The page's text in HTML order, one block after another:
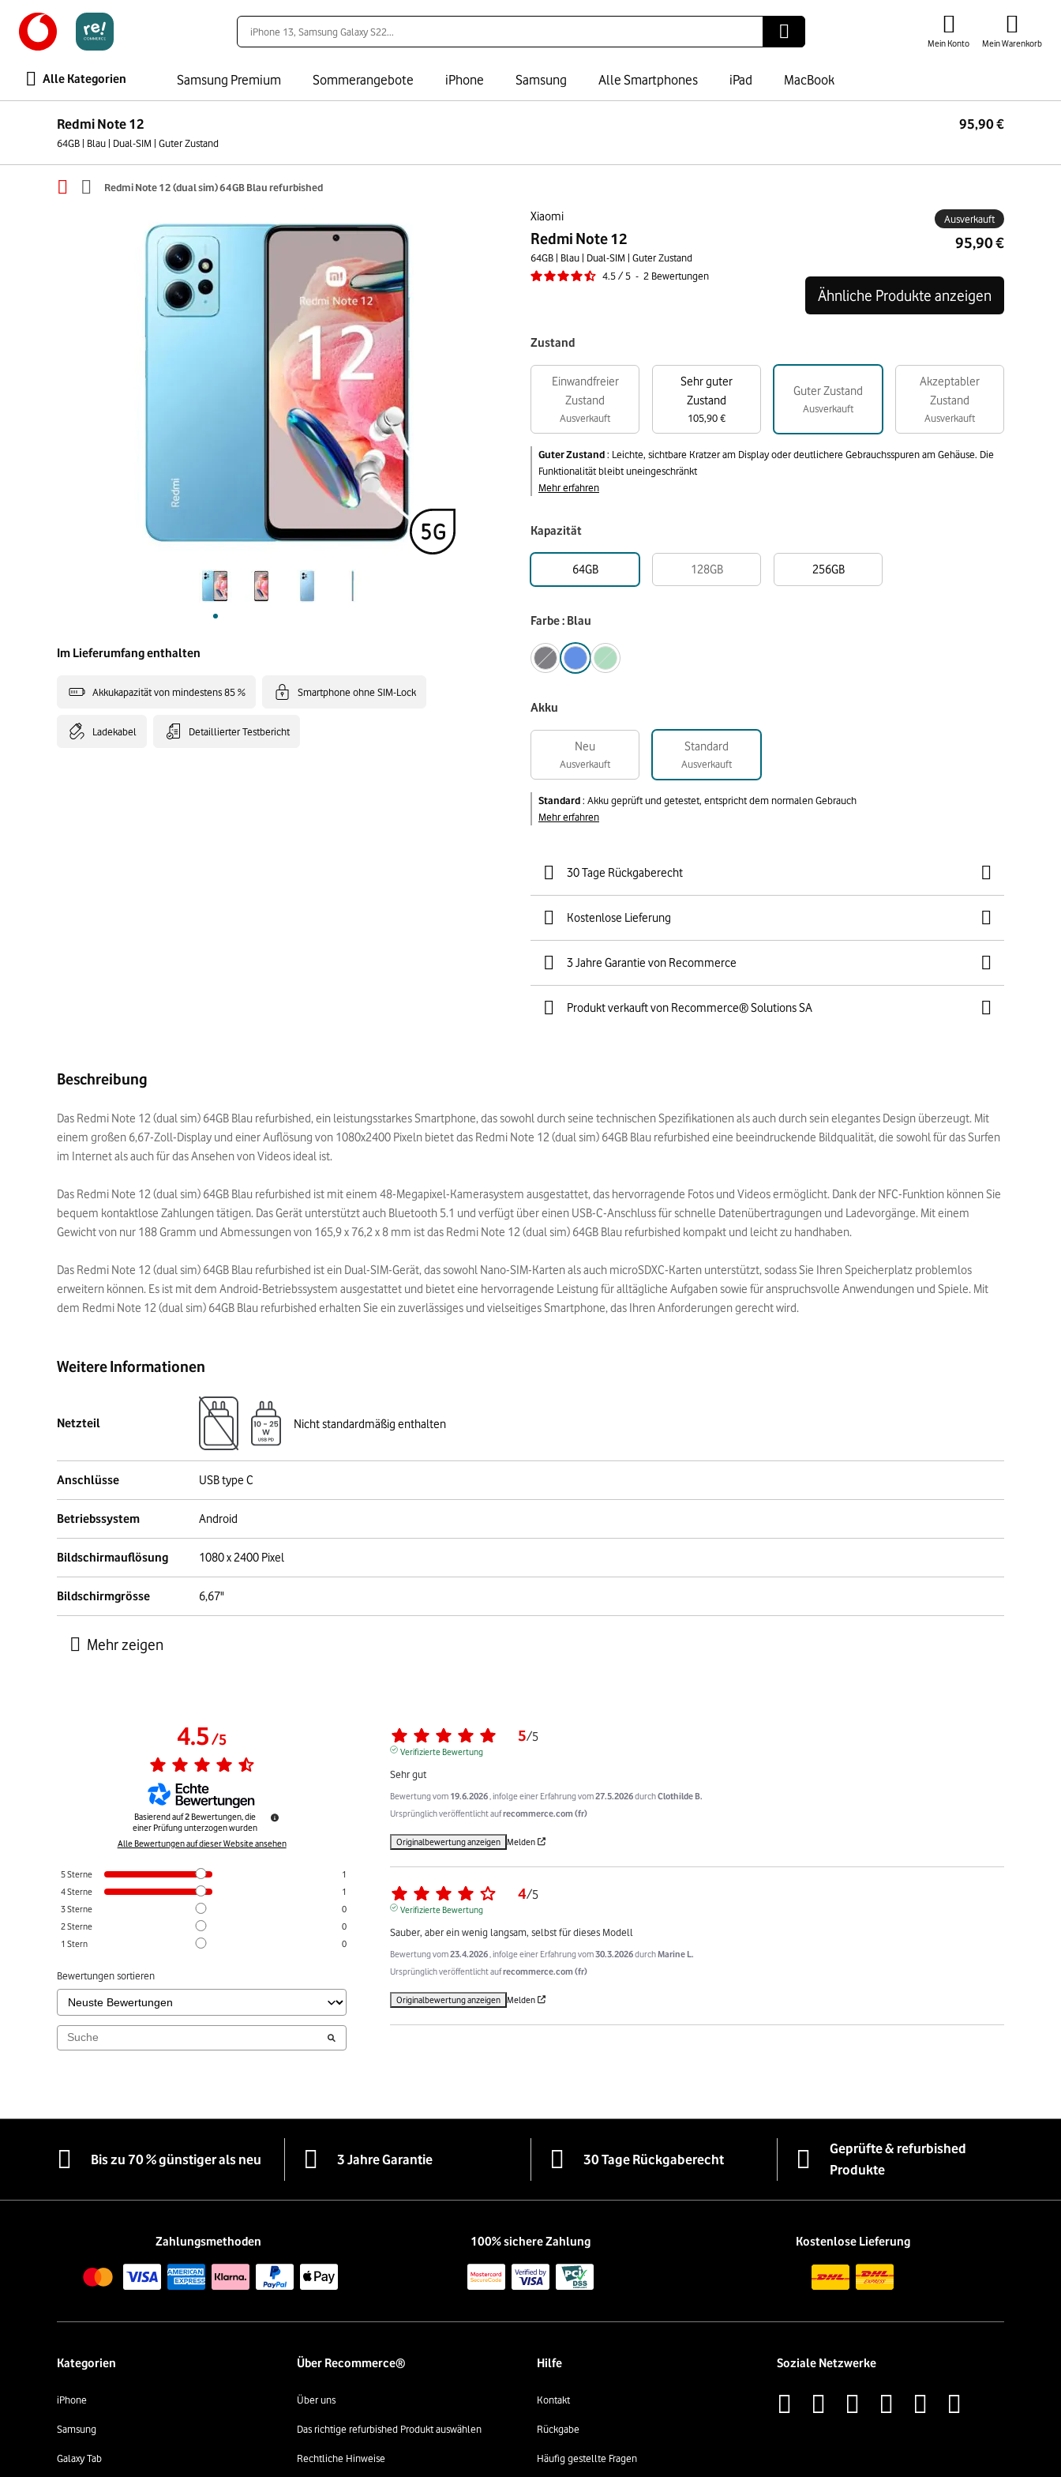
Mein Konto Mein Warenkorb
Alle Kategorien Samsung Premium Sommerangebote iPhone Samsung Alle Smartphones iPad MacBook
Redmi Note 12
64GB | Blau | Dual-SIM | Guter Zustand
95,90 €
Redmi Note 12 (dual sim) 64GB Blau refurbished
Xiaomi
Redmi Note 12
64GB | Blau | Dual-SIM | Guter Zustand
4.5/5 - 2 Bewertungen
Ausverkauft
Im Lieferumfang enthalten
Akkukapazität von mindestens 85 % Smartphone ohne SIM-Lock
Ladekabel Detaillierter Testbericht
95,90 €
Ähnliche Produkte anzeigen
Zustand
Einwandfreier
Zustand
Ausverkauft
Sehr guter
Zustand
105,90 €
Guter Zustand
Ausverkauft
Akzeptabler
Zustand
Ausverkauft
Guter Zustand: Leichte, sichtbare Kratzer am Display oder deutlichere Gebrauchsspuren am Gehäuse. Die
Funktionalität bleibt uneingeschränkt
Mehr erfahren
Kapazität
64GB 128GB 256GB
Farbe : Blau
Akku
Neu
Ausverkauft
Standard
Ausverkauft
Standard: Akku geprüft und getestet, entspricht dem normalen Gebrauch
Mehr erfahren
30 Tage Rückgaberecht
Kostenlose Lieferung
3 Jahre Garantie von Recommerce
Produkt verkauft von Recommerce® Solutions SA
Beschreibung
Das Redmi Note 12 (dual sim) 64GB Blau refurbished, ein leistungsstarkes Smartphone, das sowohl durch seine technischen Spezifikationen als auch durch sein elegantes Design überzeugt. Mit
einem großen 6,67-Zoll-Display und einer Auflösung von 1080x2400 Pixeln bietet das Redmi Note 12 (dual sim) 64GB Blau refurbished eine beeindruckende Bildqualität, die sowohl für das Surfen
im Internet als auch für das Ansehen von Videos ideal ist.
Das Redmi Note 12 (dual sim) 64GB Blau refurbished ist mit einem 48-Megapixel-Kamerasystem ausgestattet, das hervorragende Fotos und Videos ermöglicht. Dank der NFC-Funktion können Sie
bequem kontaktlose Zahlungen tätigen. Das Gerät unterstützt auch Bluetooth 5.1 und verfügt über einen USB-C-Anschluss für schnelle Datenübertragungen und Ladevorgänge. Mit einem
Gewicht von nur 188 Gramm und Abmessungen von 165,9 x 76,2 x 8 mm ist das Redmi Note 12 (dual sim) 64GB Blau refurbished kompakt und leicht zu handhaben.
Das Redmi Note 12 (dual sim) 64GB Blau refurbished ist ein Dual-SIM-Gerät, das sowohl Nano-SIM-Karten als auch microSDXC-Karten unterstützt, sodass Sie Ihren Speicherplatz problemlos
erweitern können. Es ist mit dem Android-Betriebssystem ausgestattet und bietet eine hervorragende Leistung für alltägliche Aufgaben sowie für anspruchsvolle Anwendungen und Spiele. Mit
dem Redmi Note 12 (dual sim) 64GB Blau refurbished erhalten Sie ein zuverlässiges und vielseitiges Smartphone, das Ihren Anforderungen gerecht wird.
Weitere Informationen
Netzteil Nicht standardmäßig enthalten
Anschlüsse USB type C
Betriebssystem Android
Bildschirmauflösung 1080 x 2400 Pixel
Bildschirmgrösse 6,67"
4.5/5
Basierend auf2 Bewertungen, die
einer Prüfung unterzogen wurden
Alle Bewertungen auf dieser Website ansehen
5Sterne
1
4Sterne
1
3Sterne
0
2Sterne
0
1 Stern 0
Bewertungen sortieren
5/5
Verifizierte Bewertung
Sehr gut
Bewertung vom 19.6.2026 , infolge einer Erfahrung vom27.5.2026durchClothilde B.
Ursprünglich veröffentlicht aufrecommerce.com (fr)
Originalbewertung anzeigen Melden
4/5
Verifizierte Bewertung
Sauber, aber ein wenig langsam, selbst für dieses Modell
Bewertung vom23.4.2026 , infolge einer Erfahrung vom30.3.2026durchMarine L.
Ursprünglich veröffentlicht aufrecommerce.com (fr)
Originalbewertung anzeigen Melden
Bis zu 70 % günstiger als neu 3 Jahre Garantie 30 Tage Rückgaberecht
Geprüfte & refurbished
Produkte
Zahlungsmethoden 100% sichere Zahlung Kostenlose Lieferung
Kategorien
iPhone
Samsung
Galaxy Tab
Über Recommerce®
Über uns
Das richtige refurbished Produkt auswählen
Rechtliche Hinweise
Hilfe
Kontakt
Rückgabe
Häufig gestellte Fragen
Soziale Netzwerke